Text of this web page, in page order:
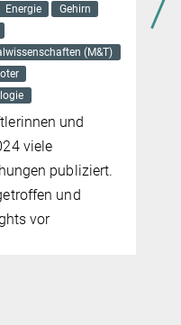
Energie
Gehirn
(M&T)
und
viele
publiziert.
und
vor